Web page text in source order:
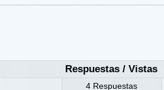
Respuestas /Vistas
4 Respuestas